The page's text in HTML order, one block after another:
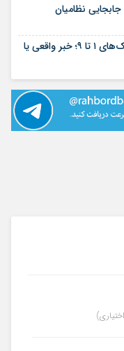
نظامیان
وام ۱۵۰ میلیون تومانی یارانه‌ای برای دهک‌های ۱ تا ۹؛ خبر واقعی یا